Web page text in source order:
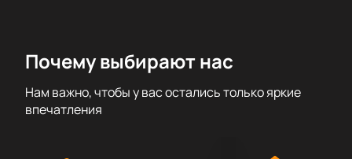
Вы услышите марши и вальсы в исполнении а-
душевное, трогательно-торжественное звучание и
оцените всю красоту и мощь певческих голосов
Почему выбирают нас
Нам важно, чтобы у вас остались только яркие
впечатления